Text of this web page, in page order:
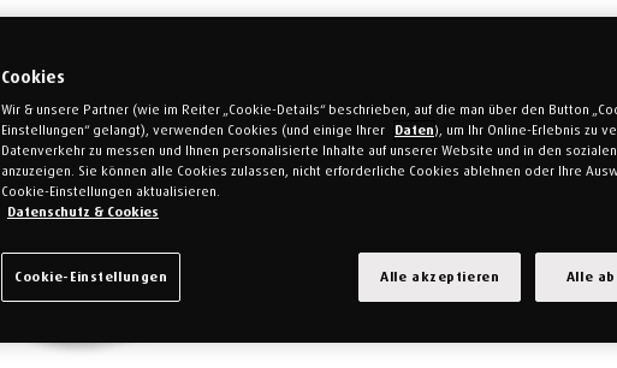
Cookies
Wir & unsere Partner (wie im Reiter „Cookie-Details“ beschrieben, auf die man über den Button
Einstellungen“ gelangt), verwenden Cookies (und einige Ihrer
Daten), um Ihr Online-Erlebnis zu
Datenverkehr zu messen und Ihnen personalisierte Inhalte auf unserer Website und in den
anzuzeigen. Sie können alle Cookies zulassen, nicht erforderliche Cookies ablehnen oder Ihre
Cookie-Einstellungen aktualisieren.
Datenschutz & Cookies
Cookie-Einstellungen Alle
Alle akzeptieren